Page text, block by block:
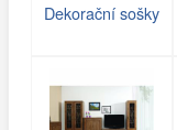
Dekorační sošky